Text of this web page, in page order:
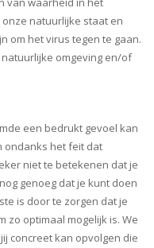
natuurlijke staat en
om het virus tegen te gaan.
omgeving en/of
een bedrukt gevoel kan
ondanks het feit dat
niet te betekenen dat je
genoeg dat je kunt doen
is door te zorgen dat je
zo optimaal mogelijk is. We
concreet kan opvolgen die